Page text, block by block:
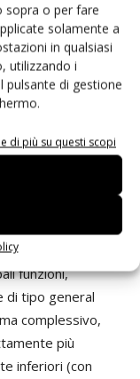
sopra o per fare
solamente a
in qualsiasi
utilizzando i
pulsante di gestione
di più su questi scopi
e trasferire in
controllore Lcd
Arm9. Con
di altre
per
movimento, il
di modelli
dei flussi video
hardware
funzioni,
di tipo general
complessivo,
più
inferiori (con